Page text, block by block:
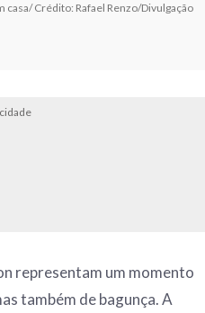
Crédito: Rafael Renzo/Divulgação
representam um momento
também de bagunça. A